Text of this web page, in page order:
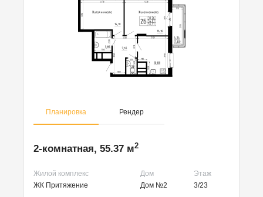
Планировка Рендер
2-комнатная, 55.37 м2
Жилой комплекс Дом
Этаж
ЖК Притяжение
Дом №2 3/23